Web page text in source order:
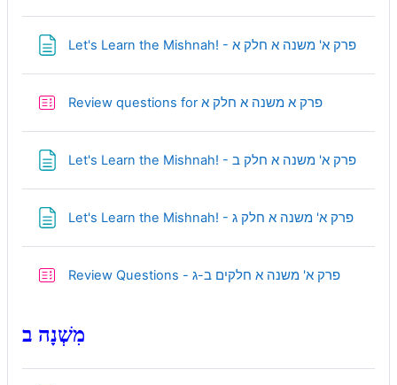
Let's Learn the Mishnah! - פרק א' משנה א חלק אPage
Review questions for פרק א משנה א חלק אQuiz
Let's Learn the Mishnah! - פרק א' משנה א חלק בPage
Let's Learn the Mishnah! - פרק א' משנה א חלק גPage
Review Questions - פרק א' משנה א חלקים ב-גQuiz
מִשְׁנָה ב